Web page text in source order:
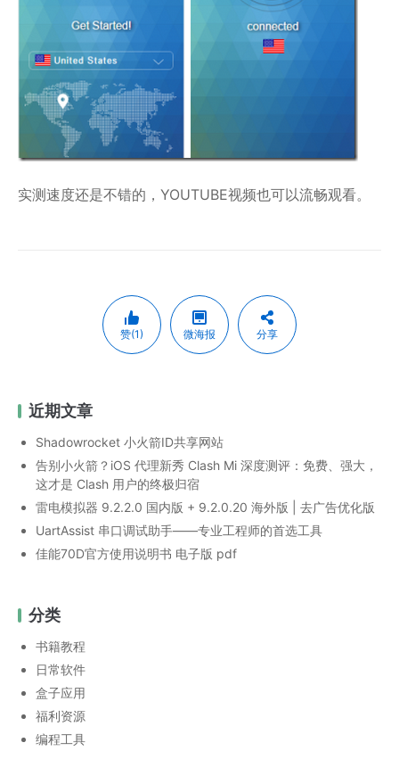
实测速度还是不错的，YOUTUBE视频也可以流畅观看。
赞(1) 微海报 分享
近期文章
Shadowrocket 小火箭ID共享网站
告别小火箭？iOS 代理新秀 Clash Mi 深度测评：免费、强大，
这才是 Clash 用户的终极归宿
雷电模拟器 9.2.2.0 国内版 + 9.2.0.20 海外版 | 去广告优化版
UartAssist 串口调试助手——专业工程师的首选工具
佳能70D官方使用说明书 电子版 pdf
分类
书籍教程
日常软件
盒子应用
福利资源
编程工具